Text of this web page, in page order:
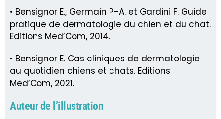
• Bensignor E., Germain P-A. et Gardini F. Guide
pratique de dermatologie du chien et du chat.
Editions Med’Com, 2014.
• Bensignor E. Cas cliniques de dermatologie
au quotidien chiens et chats. Editions
Med’Com, 2021.
Auteur de l’illustration